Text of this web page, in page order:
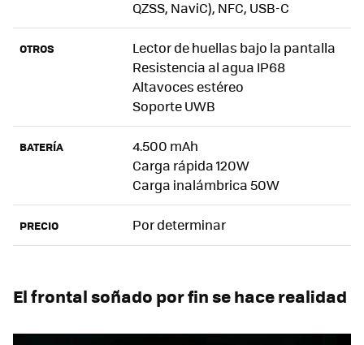
QZSS, NaviC), NFC, USB-C
OTROS
Lector de huellas bajo la pantalla
Resistencia al agua IP68
Altavoces estéreo
Soporte UWB
BATERÍA
4.500 mAh
Carga rápida 120W
Carga inalámbrica 50W
PRECIO Por determinar
El frontal soñado por fin se hace realidad